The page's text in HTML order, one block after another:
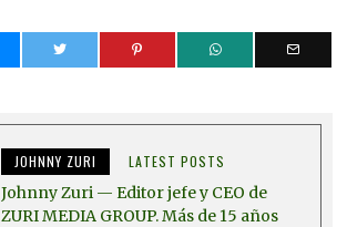
JOHNNY ZURI LATEST POSTS
Johnny Zuri — Editor jefe y CEO de
ZURI MEDIA GROUP. Más de 15 años